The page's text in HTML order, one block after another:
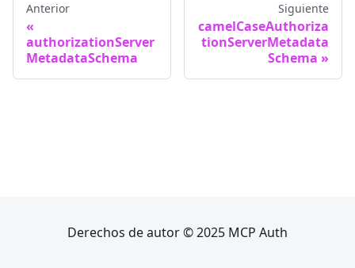
Anterior
authorizationServer
MetadataSchema
Siguiente
camelCaseAuthoriza
tionServerMetadata
Schema
Derechos de autor © 2025 MCP Auth